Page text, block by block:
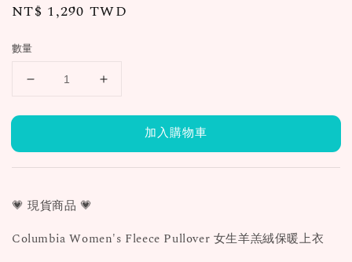
Regular
NT$ 1,290 TWD
數量
加入購物車
💗 現貨商品 💗
Columbia Women's Fleece Pullover 女生羊羔絨保暖上衣